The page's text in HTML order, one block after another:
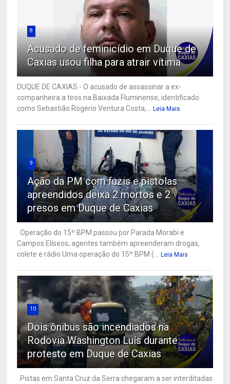
8
Acusado de feminicídio em Duque de
Caxias usou filha para atrair vítima
DUQUE DE CAXIAS - O acusado de assassinar a ex-
companheira a tiros na Baixada Fluminense, identificado
como Sebastião Rogério Ventura Costa,...
Leia Mais
9
Ação da PM com fuzis e pistolas
apreendidos deixa 2 mortos e 2
presos em Duque de Caxias
Operação do 15º BPM passou por Parada Morabi e
Campos Elíseos; agentes também apreenderam drogas,
colete e rádio Uma operação do 15º BPM (...
Leia Mais
10
Dois ônibus são incendiados na
Rodovia Washington Luís durante
protesto em Duque de Caxias
Pistas em Santa Cruz da Serra chegaram a ser interditadas